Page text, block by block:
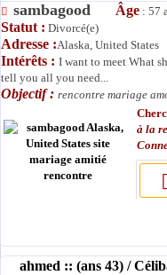
sambagood Âge : 57
Statut : Divorcé(e)
Adresse :Alaska, United States
Intérêts : I want to meet What
tell you all you need...
Objectif : rencontre mariage
à la
ahmed :: (ans 43) /